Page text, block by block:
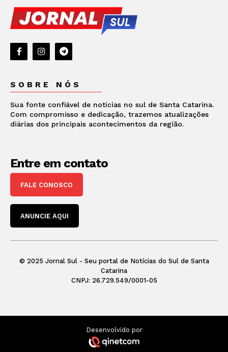
SOBRE NÓS
Sua fonte confiável de notícias no sul de Santa Catarina.
Com compromisso e dedicação, trazemos atualizações
diárias dos principais acontecimentos da região.
Entre em contato
FALE CONOSCO
ANUNCIE AQUI
© 2025 Jornal Sul - Seu portal de Notícias do Sul de Santa
Catarina
CNPJ: 26.729.549/0001-05
Desenvolvido por